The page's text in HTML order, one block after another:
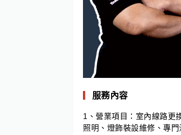
服務內容
1、營業項目：室內線路更
照明、燈飾裝設維修、專門